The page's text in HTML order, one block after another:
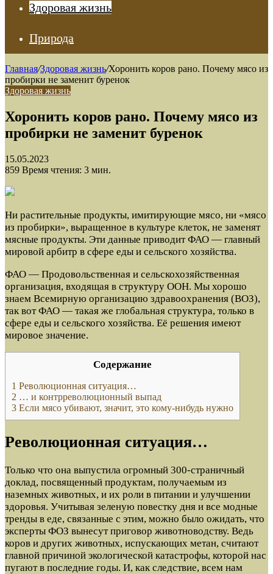
Здоровая жизнь
Природа
Главная/Здоровая жизнь/Хоронить коров рано. Почему мясо из
пробирки не заменит буренок
Здоровая жизнь
Хоронить коров рано. Почему мясо из
пробирки не заменит буренок
15.05.2023
859 Время чтения: 3 мин.
Ни растительные продукты, имитирующие мясо, ни «мясо
из пробирки», выращенное в культуре клеток, не заменят
мясные продукты. Эти данные приводит ФАО — главный
мировой арбитр в сфере еды и сельского хозяйства.
ФАО — Продовольственная и сельскохозяйственная
организация, входящая в структуру ООН. Мы хорошо
знаем Всемирную организацию здравоохранения (ВОЗ),
так вот ФАО — такая же глобальная структура, только в
сфере еды и сельского хозяйства. Её решения имеют
мировое значение.
Содержание
1 Революционная ситуация…
2 … и контрреволюционный выпад
3 Если мясо убивают, значит, это кому-нибудь нужно
Революционная ситуация…
Только что она выпустила огромный 300-страничный
доклад, посвященный продуктам, получаемым из
наземных животных, и их роли в питании и улучшении
здоровья. Учитывая зеленую повестку дня и все модные
тренды в еде, связанные с этим, можно было ожидать, что
эксперты ФОЗ вынесут приговор животноводству. Ведь
коров и других животных, испускающих метан, считают
главной причиной экологической катастрофы, которой нас
пугают в последние годы. И, как следствие, всем нам